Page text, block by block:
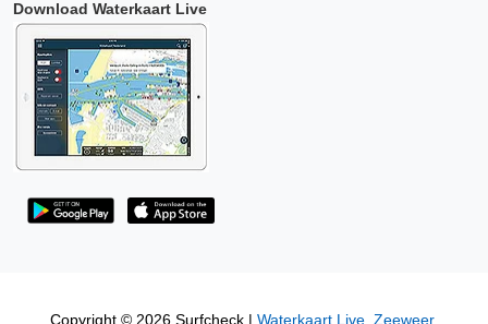
Download Waterkaart Live
Copyright © 2026 Surfcheck | Waterkaart Live Zeeweer,